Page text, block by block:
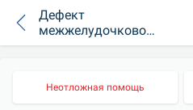
Дефект
межжелудочковой
перегородки
Неотложная помощь